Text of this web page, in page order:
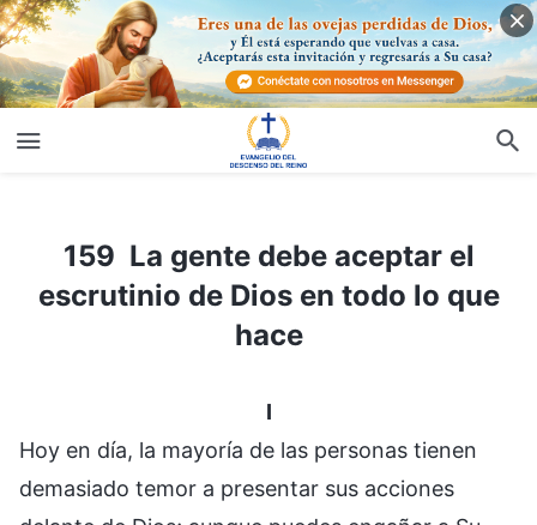
159 La gente debe aceptar el
escrutinio de Dios en todo lo que
hace
I
Hoy en día, la mayoría de las personas tienen
demasiado temor a presentar sus acciones